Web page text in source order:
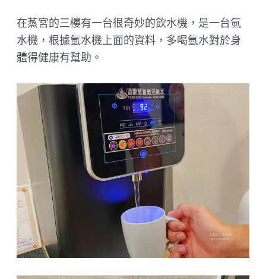
在蒸宮的三樓有一台很奇妙的飲水機，是一台氫
水機，根據氫水機上面的資料，多喝氫水對於身
體得健康有幫助。